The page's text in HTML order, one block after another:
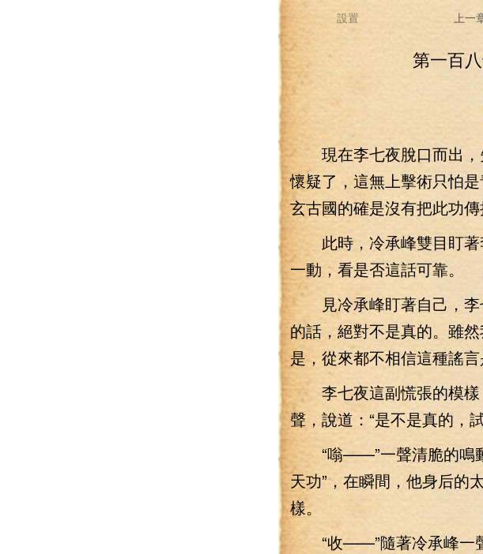
設置 上一
第一百
現在李七夜脫口而出，
懷疑了，這無上擊術只怕
玄古國的確是沒有把此功傳
此時，冷承峰雙目盯著
一動，看是否這話可靠。
見冷承峰盯著自己，李
的話，絕對不是真的。雖
是，從來都不相信這種謠言
李七夜這副慌張的模樣
聲，說道：“是不是真的，
“嗡——”一聲清脆的鳴動
天功”，在瞬間，他身后的
樣。
“收——”隨著冷承峰一聲